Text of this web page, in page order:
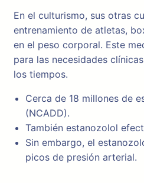
En el culturismo, sus otras
entrenamiento de atletas,
en el peso corporal. Este
para las necesidades
los tiempos.
Cerca de 18 millones de
(NCADD).
También estanozolol
Sin embargo, el
picos de presión arterial.